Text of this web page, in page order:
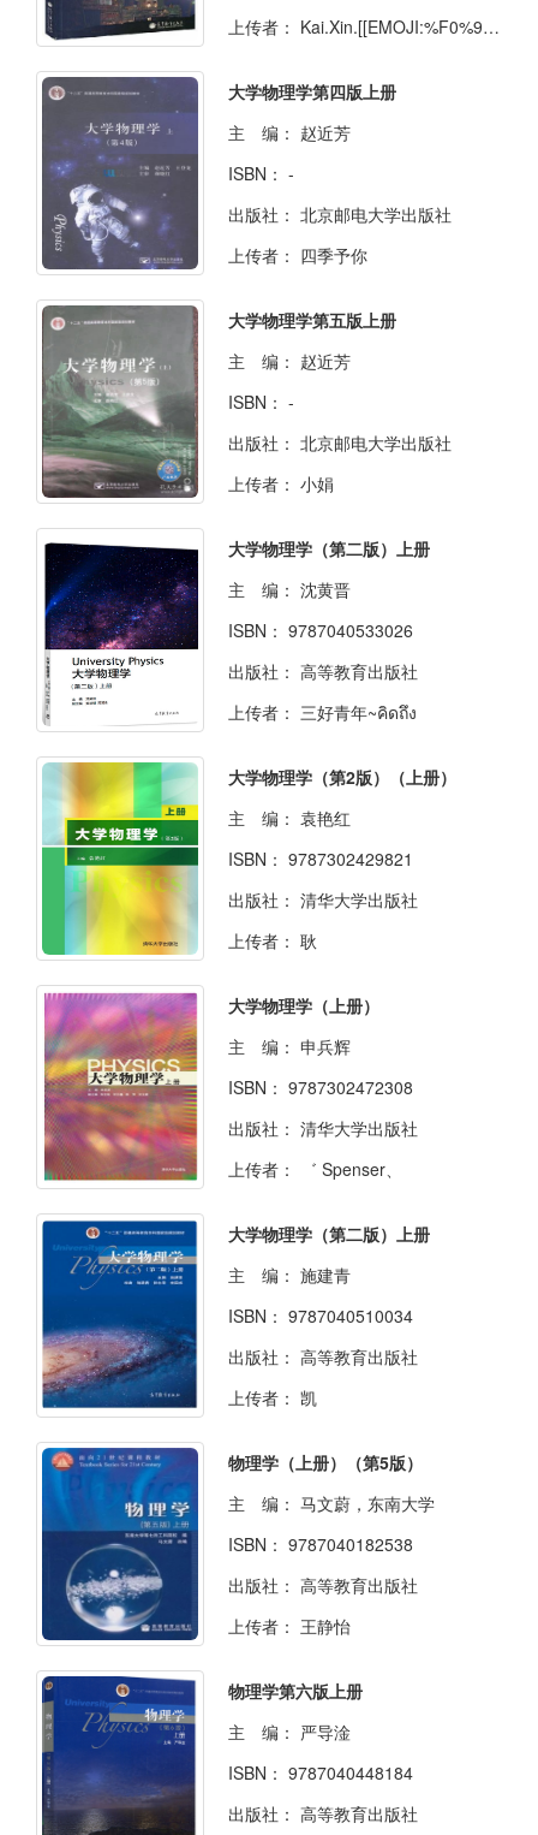
上传者： Kai.Xin.[[EMOJI:%F0%9F%92%99]]
大学物理学第四版上册
主 编： 赵近芳
ISBN： -
出版社： 北京邮电大学出版社
上传者： 四季予你
大学物理学第五版上册
主 编： 赵近芳
ISBN： -
出版社： 北京邮电大学出版社
上传者： 小娟
大学物理学（第二版）上册
主 编： 沈黄晋
ISBN： 9787040533026
出版社： 高等教育出版社
上传者： 三好青年~คิดถึง
大学物理学（第2版）（上册）
主 编： 袁艳红
ISBN： 9787302429821
出版社： 清华大学出版社
上传者： 耿
大学物理学（上册）
主 编： 申兵辉
ISBN： 9787302472308
出版社： 清华大学出版社
上传者：
゛ Spenser、
大学物理学（第二版）上册
主 编： 施建青
ISBN： 9787040510034
出版社： 高等教育出版社
上传者： 凯
物理学（上册）（第5版）
主 编： 马文蔚，东南大学
ISBN： 9787040182538
出版社： 高等教育出版社
上传者： 王静怡
物理学第六版上册
主 编： 严导淦
ISBN： 9787040448184
出版社： 高等教育出版社